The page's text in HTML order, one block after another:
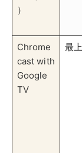
Chromecastは
ルで、対応解
方、
し、専用リモ
備できます。
Chromecast
がら、Google